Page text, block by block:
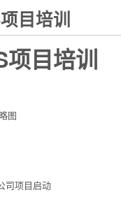
目培训
项目培训
司项目启动